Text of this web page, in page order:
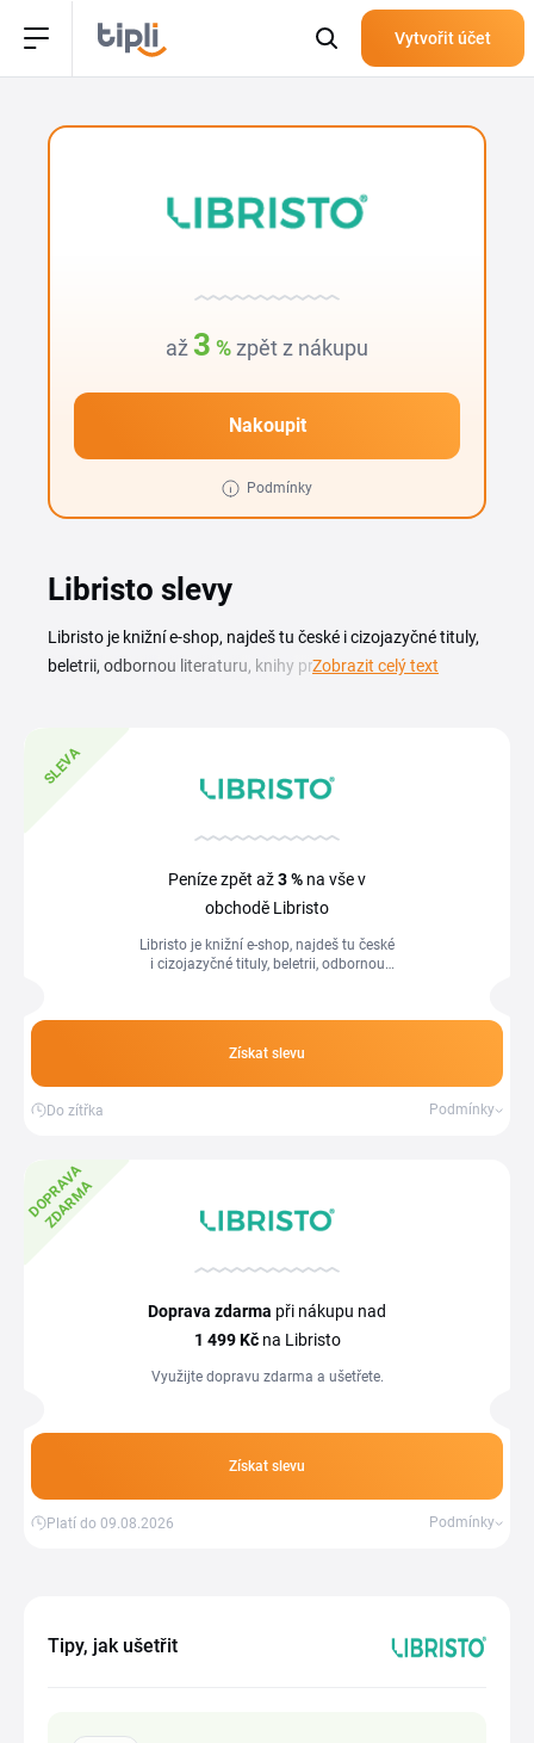
Vytvořit účet
až 3 % zpět z nákupu
Nakoupit
Podmínky
Libristo slevy
Libristo je knižní e-shop, najdeš tu české i cizojazyčné tituly,
beletrii, odbornou literaturu, knihy pro děti a často také
doplníš svou knihovnu. Aktuální Libristo slevový kupón i
sezonní akce máš pohromadě v tomto přehledu. Stačí
objednávce. Sleva se uplatní v košíku ještě před
Zobrazit celý text
SLEVA
Peníze zpět až3 % na vše v
obchodě Libristo
Libristo je knižní e-shop, najdeš tu české
i cizojazyčné tituly, beletrii, odbornou
Získat slevu
Do zítřka Podmínky
D
O
P
R
A
V
A
Z
D
A
R
M
A
Doprava zdarma při nákupu nad
1 499 Kčna Libristo
Využijte dopravu zdarma a ušetřete.
Získat slevu
Platí do 09.08.2026 Podmínky
Tipy, jak ušetřit